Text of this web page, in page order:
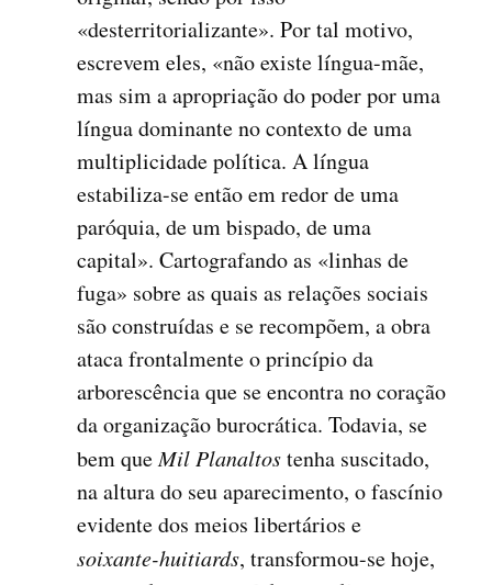
«desterritorializante». Por tal motivo,
escrevem eles, «não existe língua-mãe,
mas sim a apropriação do poder por uma
língua dominante no contexto de uma
multiplicidade política. A língua
estabiliza-se então em redor de uma
paróquia, de um bispado, de uma
capital». Cartografando as «linhas de
fuga» sobre as quais as relações sociais
são construídas e se recompõem, a obra
ataca frontalmente o princípio da
arborescência que se encontra no coração
da organização burocrática. Todavia, se
bem queMil Planaltostenha suscitado,
na altura do seu aparecimento, o fascínio
evidente dos meios libertários e
soixante-huitiards, transformou-se hoje,